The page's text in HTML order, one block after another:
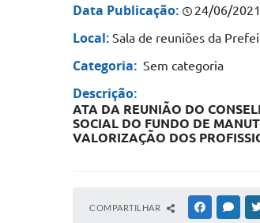
Data Publicação: 24/06/
Local: Sala de reuniões da
Categoria: Sem categoria
Descrição:
ATA DA REUNIÃO DO
SOCIAL DO FUNDO DE
VALORIZAÇÃO DOS
COMPARTILHAR FACEBOOK